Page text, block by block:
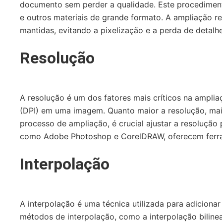
documento sem perder a qualidade. Este
e outros materiais de grande formato. A ampliação
mantidas, evitando a pixelização e a perda de
Resolução
A resolução é um dos fatores mais críticos na
(DPI) em uma imagem. Quanto maior a resolução,
processo de ampliação, é crucial ajustar a
como Adobe Photoshop e CorelDRAW, oferecem
Interpolação
A interpolação é uma técnica utilizada para
métodos de interpolação, como a interpolação